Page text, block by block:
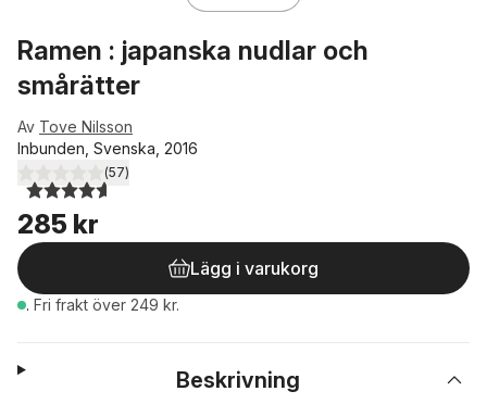
Ramen : japanska nudlar och
smårätter
Av Tove Nilsson
Inbunden, Svenska, 2016
4,6utav 5 stjärnor. Totalt antal röster:
(57)
285 kr
Lägg i varukorg
. Fri frakt över 249 kr.
Beskrivning